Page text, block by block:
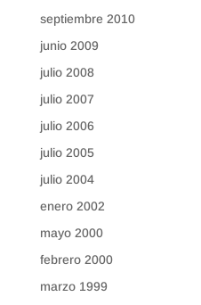
septiembre 2010
junio 2009
julio 2008
julio 2007
julio 2006
julio 2005
julio 2004
enero 2002
mayo 2000
febrero 2000
marzo 1999